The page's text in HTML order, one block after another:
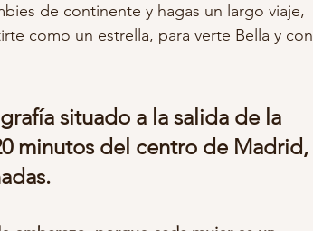
torrejon de ardoz maternidad fotos
niños
de continente y hagas un largo viaje,
como un estrella, para verte Bella y con
situado a la salida de la
minutos del centro de Madrid,